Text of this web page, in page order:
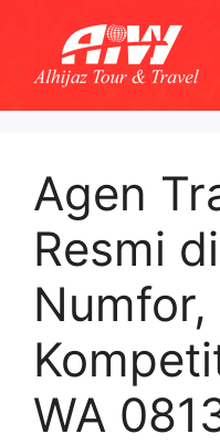
content
Agen
Resmi
Numfor,
WA